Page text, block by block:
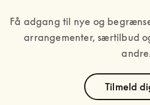
Få adgang til nye og
arrangementer, særtilbud
andre.
Tilmeld